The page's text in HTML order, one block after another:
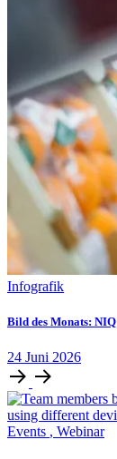
Infografik
Bild des Monats:
24 Juni 2026
Events , Webinar